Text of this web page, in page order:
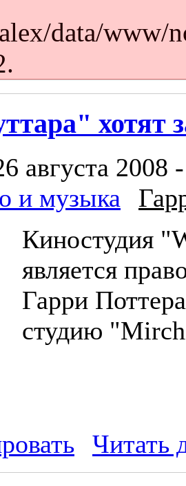
data/www/
хотят
августа 2008
и музыка
Киностудия
является
Гарри
студию
Читать